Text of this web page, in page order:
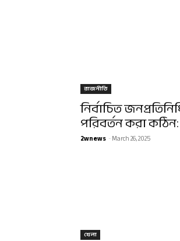
রাজনীতি
নির্বাচিত
পরিবর্তন করা
2wnews -March 26, 2025
খেলা